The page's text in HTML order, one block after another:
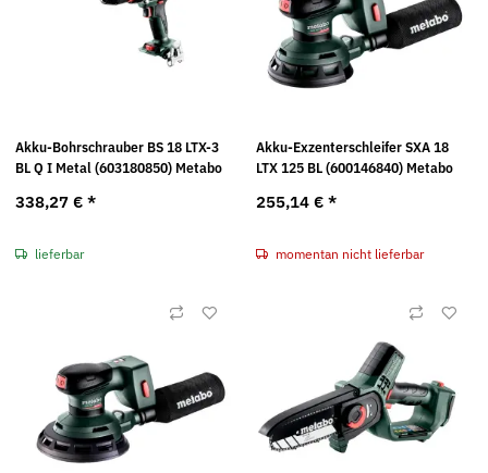
Akku-Bohrschrauber BS 18 LTX-3
BL Q I Metal (603180850) Metabo
338,27 € *
lieferbar
Akku-Exzenterschleifer SXA 18
LTX 125 BL (600146840) Metabo
255,14 € *
momentan nicht lieferbar